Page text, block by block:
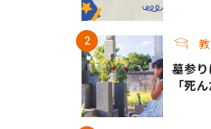
墓参
「死